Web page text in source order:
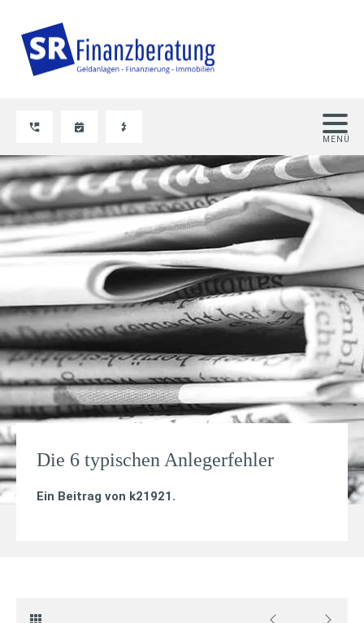
Die 6 typischen Anlegerfehler
Ein Beitrag von k21921 .